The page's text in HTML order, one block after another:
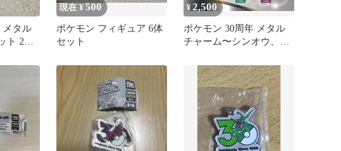
メタル
ト 2点
現在 ¥500
ポケモン フィギュア 6体
セット
¥2,500
ポケモン 30周年 メタル
チャーム〜シンオウ、イ
セット